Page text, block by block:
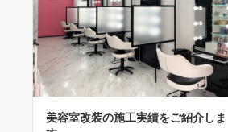
美容室改装の施工実績をご紹介しま